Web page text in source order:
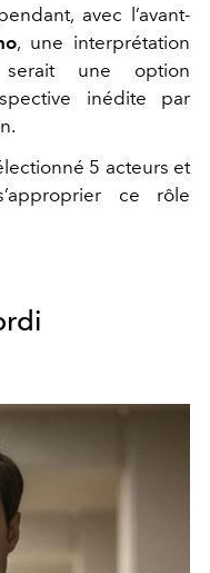
avec l’avant-
, une interprétation
une option
inédite par
5 acteurs et
ce rôle